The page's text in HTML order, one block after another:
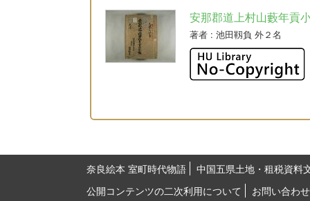
安那郡道上村山藪年貢
著者 : 池田靱負 外２名
奈良絵本 室町時代物語
中国五県土地・租税資料
公開コンテンツの二次利用について
お問い合わせ